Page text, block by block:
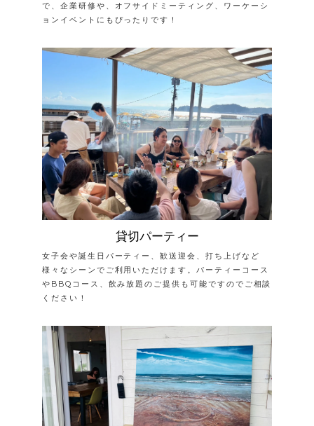
で、企業研修や、オフサイドミーティング、ワーケーシ
ョンイベントにもぴったりです！
貸切パーティー
女子会や誕生日パーティー、歓送迎会、打ち上げなど
様々なシーンでご利用いただけます。パーティーコース
やBBQコース、飲み放題のご提供も可能ですのでご相談
ください！